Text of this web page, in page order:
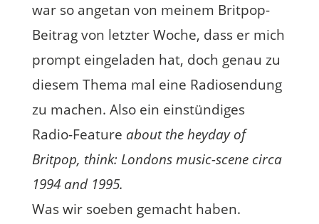
war so angetan von meinem Britpop-
Beitrag von letzter Woche, dass er mich
prompt eingeladen hat, doch genau zu
diesem Thema mal eine Radiosendung
zu machen. Also ein einstündiges
Radio-Feature about the heyday of
Britpop, think: Londons music-scene circa
1994 and 1995.
Was wir soeben gemacht haben.